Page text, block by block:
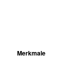
Merkmale